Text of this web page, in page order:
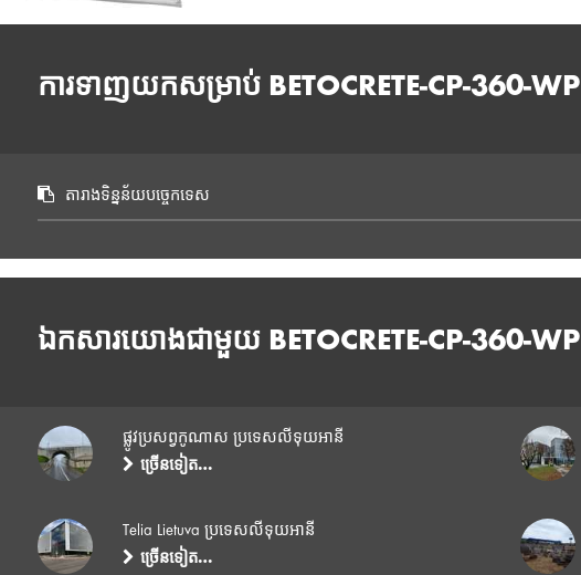
ការទាញយកសម្រាប់ BETOCRETE-CP-360-WP
តារាងទិន្នន័យបច្ចេកទេស
ឯកសារយោងជាមួយ BETOCRETE-CP-360-WP
ផ្លូវប្រសព្វកូណាស ប្រទេសលីទុយអានី
ច្រើនទៀត…
Telia Lietuva ប្រទេសលីទុយអានី
ច្រើនទៀត…